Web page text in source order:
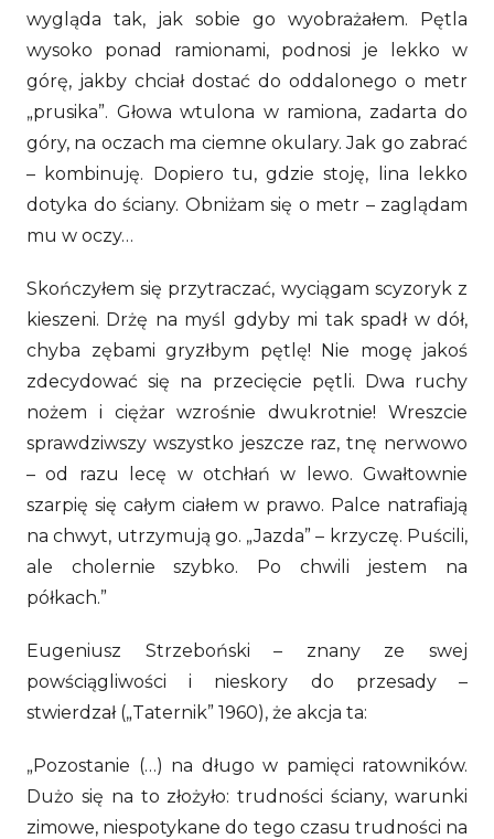
wygląda tak, jak sobie go wyobrażałem. Pętla
wysoko ponad ramionami, podnosi je lekko w
górę, jakby chciał dostać do oddalonego o metr
„prusika”. Głowa wtulona w ramiona, zadarta do
góry, na oczach ma ciemne okulary. Jak go zabrać
– kombinuję. Dopiero tu, gdzie stoję, lina lekko
dotyka do ściany. Obniżam się o metr – zaglądam
mu w oczy…
Skończyłem się przytraczać, wyciągam scyzoryk z
kieszeni. Drżę na myśl gdyby mi tak spadł w dół,
chyba zębami gryzłbym pętlę! Nie mogę jakoś
zdecydować się na przecięcie pętli. Dwa ruchy
nożem i ciężar wzrośnie dwukrotnie! Wreszcie
sprawdziwszy wszystko jeszcze raz, tnę nerwowo
– od razu lecę w otchłań w lewo. Gwałtownie
szarpię się całym ciałem w prawo. Palce natrafiają
na chwyt, utrzymują go. „Jazda” – krzyczę. Puścili,
ale cholernie szybko. Po chwili jestem na
półkach.”
Eugeniusz Strzeboński – znany ze swej
powściągliwości i nieskory do przesady –
stwierdzał („Taternik” 1960), że akcja ta:
„Pozostanie (…) na długo w pamięci ratowników.
Dużo się na to złożyło: trudności ściany, warunki
zimowe, niespotykane do tego czasu trudności na